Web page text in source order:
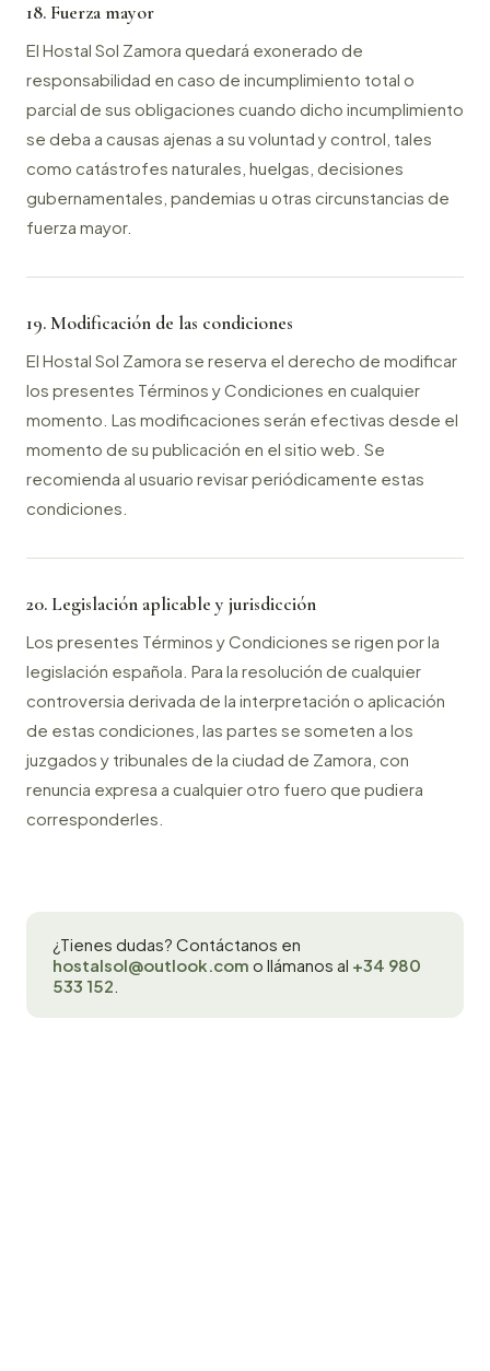
18. Fuerza mayor
El Hostal Sol Zamora quedará exonerado de
responsabilidad en caso de incumplimiento total o
parcial de sus obligaciones cuando dicho incumplimiento
se deba a causas ajenas a su voluntad y control, tales
como catástrofes naturales, huelgas, decisiones
gubernamentales, pandemias u otras circunstancias de
fuerza mayor.
19. Modificación de las condiciones
El Hostal Sol Zamora se reserva el derecho de modificar
los presentes Términos y Condiciones en cualquier
momento. Las modificaciones serán efectivas desde el
momento de su publicación en el sitio web. Se
recomienda al usuario revisar periódicamente estas
condiciones.
20. Legislación aplicable y jurisdicción
Los presentes Términos y Condiciones se rigen por la
legislación española. Para la resolución de cualquier
controversia derivada de la interpretación o aplicación
de estas condiciones, las partes se someten a los
juzgados y tribunales de la ciudad de Zamora, con
renuncia expresa a cualquier otro fuero que pudiera
corresponderles.
¿Tienes dudas? Contáctanos en
hostalsol@outlook.com o llámanos al +34 980
533 152